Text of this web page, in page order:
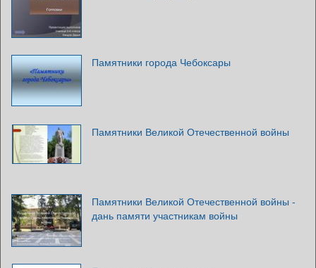
Памятники города Чебоксары
Памятники Великой Отечественной войны
Памятники Великой Отечественной войны -
дань памяти участникам войны